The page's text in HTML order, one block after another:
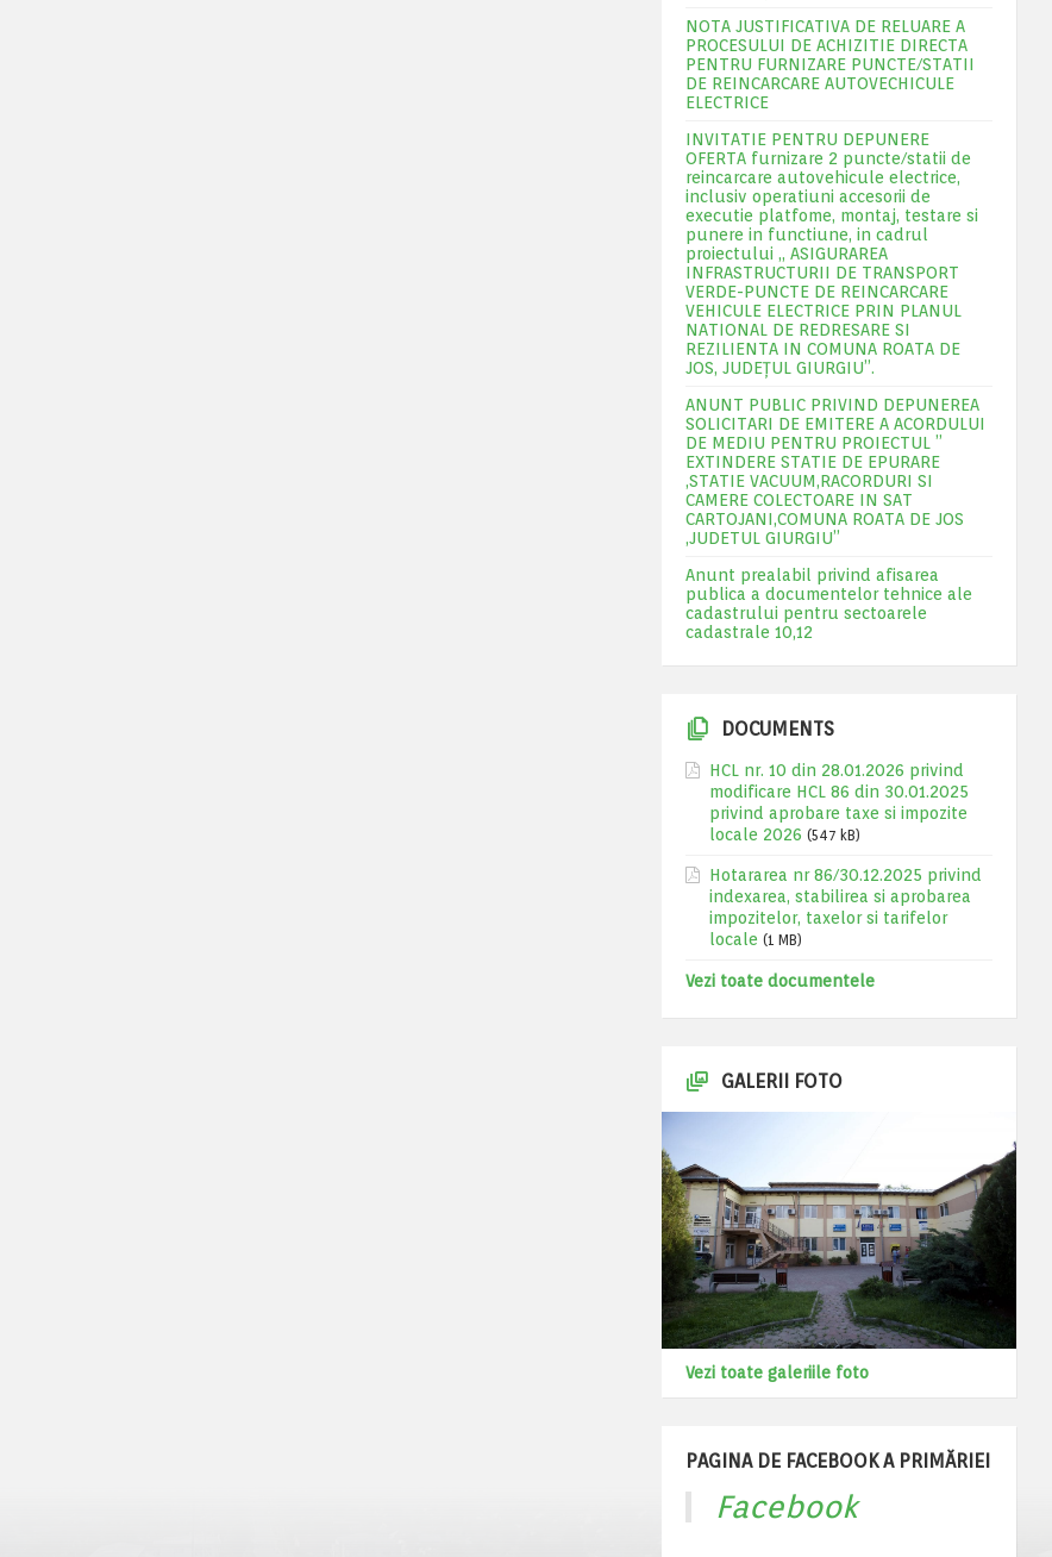
NOTA JUSTIFICATIVA DE RELUARE A
PROCESULUI DE ACHIZITIE DIRECTA
PENTRU FURNIZARE PUNCTE/STATII
DE REINCARCARE AUTOVECHICULE
ELECTRICE
INVITATIE PENTRU DEPUNERE
OFERTA furnizare 2 puncte/statii de
reincarcare autovehicule electrice,
inclusiv operatiuni accesorii de
executie platfome, montaj, testare si
punere in functiune, in cadrul
proiectului „ ASIGURAREA
INFRASTRUCTURII DE TRANSPORT
VERDE-PUNCTE DE REINCARCARE
VEHICULE ELECTRICE PRIN PLANUL
NATIONAL DE REDRESARE SI
REZILIENTA IN COMUNA ROATA DE
JOS, JUDEŢUL GIURGIU”.
ANUNT PUBLIC PRIVIND DEPUNEREA
SOLICITARI DE EMITERE A ACORDULUI
DE MEDIU PENTRU PROIECTUL ”
EXTINDERE STATIE DE EPURARE
,STATIE VACUUM,RACORDURI SI
CAMERE COLECTOARE IN SAT
CARTOJANI,COMUNA ROATA DE JOS
,JUDETUL GIURGIU”
Anunt prealabil privind afisarea
publica a documentelor tehnice ale
cadastrului pentru sectoarele
cadastrale 10,12
DOCUMENTS
HCL nr. 10 din 28.01.2026 privind
modificare HCL 86 din 30.01.2025
privind aprobare taxe si impozite
locale 2026 (547 kB)
Hotararea nr 86/30.12.2025 privind
indexarea, stabilirea si aprobarea
impozitelor, taxelor si tarifelor
locale (1 MB)
Vezi toate documentele
GALERII FOTO
Vezi toate galeriile foto
PAGINA DE FACEBOOK A PRIMĂRIEI
Facebook